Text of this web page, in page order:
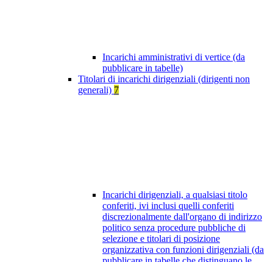
Incarichi amministrativi di vertice (da
pubblicare in tabelle)
Titolari di incarichi dirigenziali (dirigenti non
generali) 7
Incarichi dirigenziali, a qualsiasi titolo
conferiti, ivi inclusi quelli conferiti
discrezionalmente dall'organo di indirizzo
politico senza procedure pubbliche di
selezione e titolari di posizione
organizzativa con funzioni dirigenziali (da